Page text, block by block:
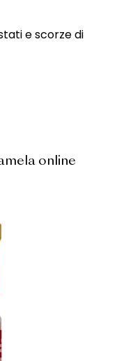
online
e scorze di